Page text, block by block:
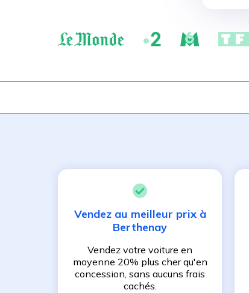
Vendez au meilleur prix à
Berthenay
Vendez votre voiture en
moyenne 20% plus cher qu'en
concession, sans aucuns frais
cachés.